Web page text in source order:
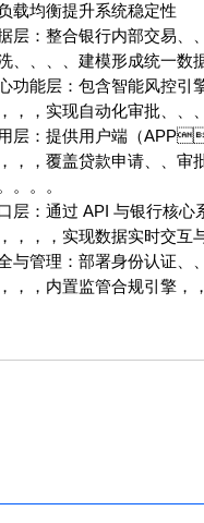
载均衡提升系统稳定性
层：整合银行内部交易、
、、、、建模形成统一数据
功能层：包含智能风控引擎
，，实现自动化审批、
层：提供用户端（APP、
，，，覆盖贷款申请、、
。。。
层：通过 API 与银行核心系统
，，，，实现数据实时交互与
与管理：部署身份认证、、
，，，内置监管合规引擎，